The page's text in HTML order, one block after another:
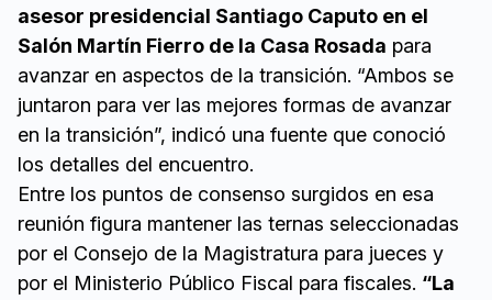
asesor presidencial Santiago Caputo en el
Salón Martín Fierro de la Casa Rosada para
avanzar en aspectos de la transición. “Ambos se
juntaron para ver las mejores formas de avanzar
en la transición”, indicó una fuente que conoció
los detalles del encuentro.
Entre los puntos de consenso surgidos en esa
reunión figura mantener las ternas seleccionadas
por el Consejo de la Magistratura para jueces y
por el Ministerio Público Fiscal para fiscales. “La